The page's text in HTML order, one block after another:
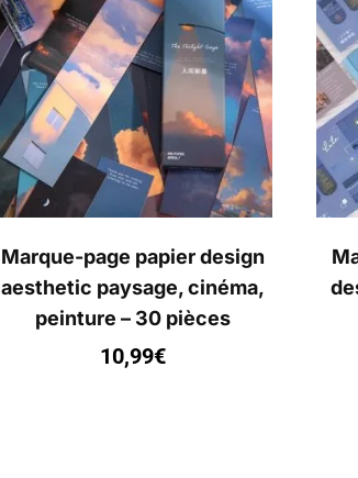
Marque-page papier design
aesthetic paysage, cinéma,
peinture – 30 pièces
10,99€